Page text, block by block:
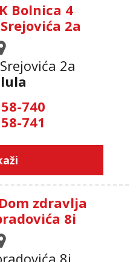
Bolnica 4
2a
2а
740
741
zdravlja
8i